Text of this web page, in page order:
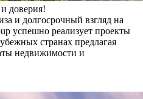
доверия!
и долгосрочный взгляд на
успешно реализует проекты
странах предлагая
недвижимости и